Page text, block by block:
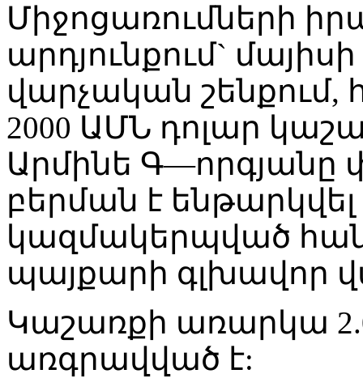
Միջոցառումների
արդյունքում`
վարչական շենքում,
2000 ԱՄՆ դոլար
Արմինե Գ—որգյանը
բերման է
կազմակերպված
պայքարի գլխավոր
Կաշառքի առարկա
առգրավված է: